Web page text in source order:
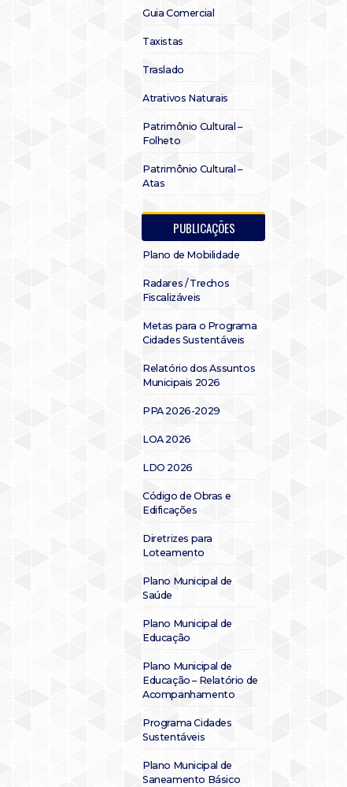
Guia Comercial
Taxistas
Traslado
Atrativos Naturais
Patrimônio Cultural –
Folheto
Patrimônio Cultural –
Atas
PUBLICAÇÕES
Plano de Mobilidade
Radares / Trechos
Fiscalizáveis
Metas para o Programa
Cidades Sustentáveis
Relatório dos Assuntos
Municipais 2026
PPA 2026-2029
LOA 2026
LDO 2026
Código de Obras e
Edificações
Diretrizes para
Loteamento
Plano Municipal de
Saúde
Plano Municipal de
Educação
Plano Municipal de
Educação – Relatório de
Acompanhamento
Programa Cidades
Sustentáveis
Plano Municipal de
Saneamento Básico